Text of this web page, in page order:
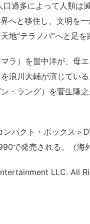
過多によって人類は
へと移住し、文明を
地”テラノバ”へと足を
ラ）を畠中洋が、母
浪川大輔が演じてい
・ラング）を菅生隆
ンパクト・ボックス
で発売される。（海
LLC. All